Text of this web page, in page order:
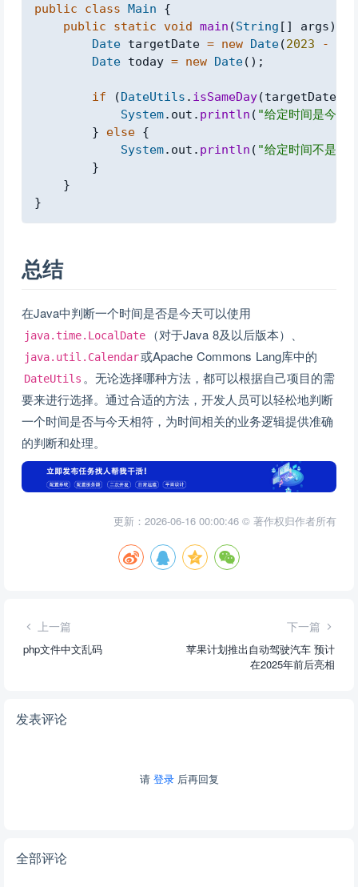
public class Main
{
public
static void main (String [ ] args)
Date targetDate = new Date(2023 -
Date today = new Date( ) ;
if (DateUtils . isSameDay(targetDate
System. out . println ( "给定时间是今天
}
else {
System. out . println ( "给定时间不是今
}
}
}
总结
在Java中判断一个时间是否是今天可以使用
java.time.LocalDate （对于Java 8及以后版本）、
java.util.Calendar或Apache Commons Lang库中的
DateUtils 。无论选择哪种方法，都可以根据自己项目的需
要来进行选择。通过合适的方法，开发人员可以轻松地判断
一个时间是否与今天相符，为时间相关的业务逻辑提供准确
的判断和处理。
更新：2026-06-16 00:00:46 © 著作权归作者所有
上一篇
php文件中文乱码
下一篇
苹果计划推出自动驾驶汽车 预计
在2025年前后亮相
发表评论
请 登录后再回复
全部评论